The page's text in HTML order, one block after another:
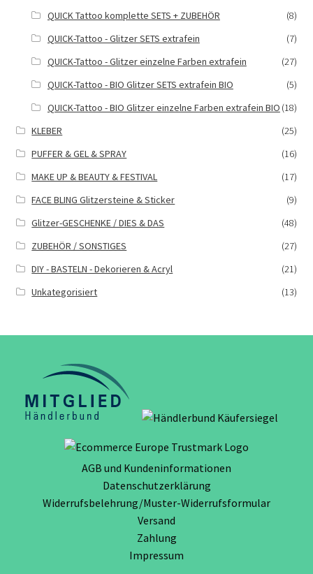
QUICK Tattoo komplette SETS + ZUBEHÖR
(8)
QUICK-Tattoo - Glitzer SETS extrafein
(7)
QUICK-Tattoo - Glitzer einzelne Farben extrafein
(27)
QUICK-Tattoo - BIO Glitzer SETS extrafein BIO
(5)
QUICK-Tattoo - BIO Glitzer einzelne Farben extrafein BIO (18)
KLEBER
(25)
PUFFER & GEL & SPRAY
(16)
MAKE UP & BEAUTY & FESTIVAL
(17)
FACE BLING Glitzersteine & Sticker
(9)
Glitzer-GESCHENKE / DIES & DAS
(48)
ZUBEHÖR / SONSTIGES
(27)
DIY - BASTELN - Dekorieren & Acryl
(21)
Unkategorisiert
(13)
AGB und Kundeninformationen
Datenschutzerklärung
Widerrufsbelehrung/Muster-Widerrufsformular
Versand
Zahlung
Impressum